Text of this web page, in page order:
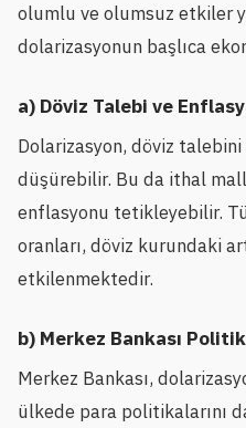
olumlu ve olumsuz etkiler
dolarizasyonun başlıca
a) Döviz Talebi ve
Dolarizasyon, döviz talebini
düşürebilir. Bu da ithal
enflasyonu tetikleyebilir.
oranları, döviz kurundaki
etkilenmektedir.
b) Merkez Bankası
Merkez Bankası,
ülkede para politikalarını